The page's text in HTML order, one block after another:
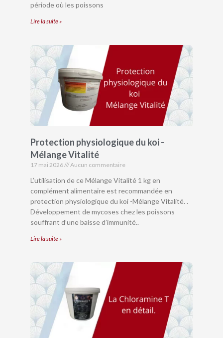
période où les poissons
Lire la suite »
Protection physiologique du koi -
Mélange Vitalité
17 mai 2026 Aucun commentaire
L’utilisation de ce Mélange Vitalité 1 kg en
complément alimentaire est recommandée en
protection physiologique du koi -Mélange Vitalité. .
Développement de mycoses chez les poissons
souffrant d’une baisse d’immunité..
Lire la suite »